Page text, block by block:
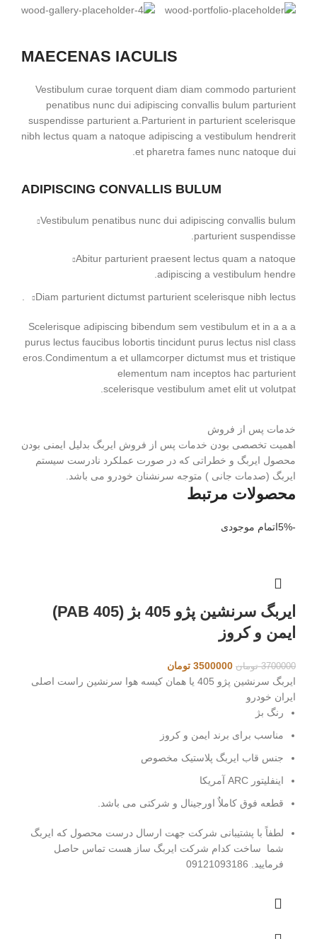
MAECENAS IACULIS
Vestibulum curae torquent diam diam commodo parturient
penatibus nunc dui adipiscing convallis bulum parturient
suspendisse parturient a.Parturient in parturient scelerisque
nibh lectus quam a natoque adipiscing a vestibulum hendrerit
et pharetra fames nunc natoque dui.
ADIPISCING CONVALLIS BULUM
Vestibulum penatibus nunc dui adipiscing convallis bulum
parturient suspendisse.
Abitur parturient praesent lectus quam a natoque
adipiscing a vestibulum hendre.
Diam parturient dictumst parturient scelerisque nibh lectus.
Scelerisque adipiscing bibendum sem vestibulum et in a a a
purus lectus faucibus lobortis tincidunt purus lectus nisl class
eros.Condimentum a et ullamcorper dictumst mus et tristique
elementum nam inceptos hac parturient
scelerisque vestibulum amet elit ut volutpat.
خدمات پس از فروش
اهمیت تخصصی بودن خدمات پس از فروش ایربگ بدلیل ایمنی بودن
محصول ایربگ و خطراتی که در صورت عملکرد نادرست سیستم
ایربگ (صدمات جانی ) متوجه سرنشنان خودرو می باشد.
محصولات مرتبط
-5% اتمام موجودی
ایربگ سرنشین پژو 405 بژ (405 PAB)
ایمن و کروز
3700000 تومان قیمت
اصلی
3500000 تومان
فعلی
ایربگ سرنشین پژو 405 یا همان کیسه هوا سرنشین راست اصلی
ایران خودرو
رنگ بژ
مناسب برای برند ایمن و کروز
جنس قاب ایربگ پلاستیک مخصوص
اینفلیتور ARC آمریکا
قطعه فوق کاملاٌ اورجینال و شرکتی می باشد.
لطفاً با پشتیبانی شرکت جهت ارسال درست محصول که ایربگ
شما ساخت کدام شرکت ایربگ ساز هست تماس حاصل
فرمایید. 09121093186